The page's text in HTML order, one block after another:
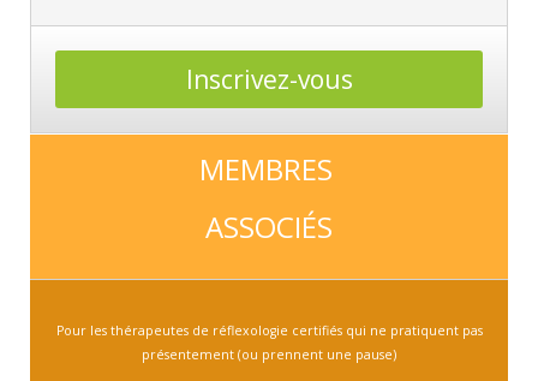
Inscrivez-vous
MEMBRES
ASSOCIÉS
Pour les thérapeutes de réflexologie certifiés qui ne pratiquent pas
présentement (ou prennent une pause)